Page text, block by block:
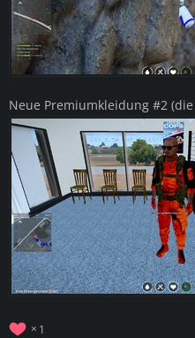
Neue Premiumkleidung #2
1